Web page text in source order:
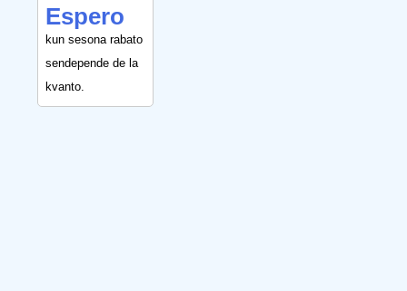
Espero
kun sesona rabato
sendepende de la
kvanto.